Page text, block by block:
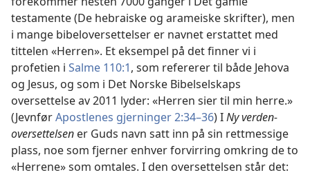
testamente (De hebraiske og arameiske skrifter), men
i mange bibeloversettelser er navnet erstattet med
tittelen «Herren». Et eksempel på det finner vi i
profetien i Salme 110:1, som refererer til både Jehova
og Jesus, og som i Det Norske Bibelselskaps
oversettelse av 2011 lyder: «Herren sier til min herre.»
(JevnførApostlenes gjerninger 2:34–36) INy verden-
oversettelsen er Guds navn satt inn på sin rettmessige
plass, noe som fjerner enhver forvirring omkring de to
«Herrene» som omtales. I den oversettelsen står det: